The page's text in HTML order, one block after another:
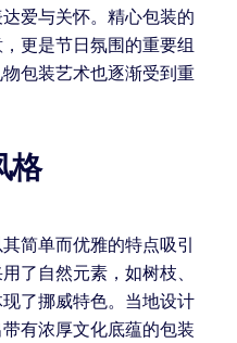
爱与关怀。精心包装的
更是节日氛围的重要组
包装艺术也逐渐受到重
格
简单而优雅的特点吸引
了自然元素，如树枝、
了挪威特色。当地设计
有浓厚文化底蕴的包装